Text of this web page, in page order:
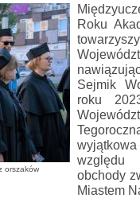
orszaków
Roku
Sejmik
roku
obchody
Miastem